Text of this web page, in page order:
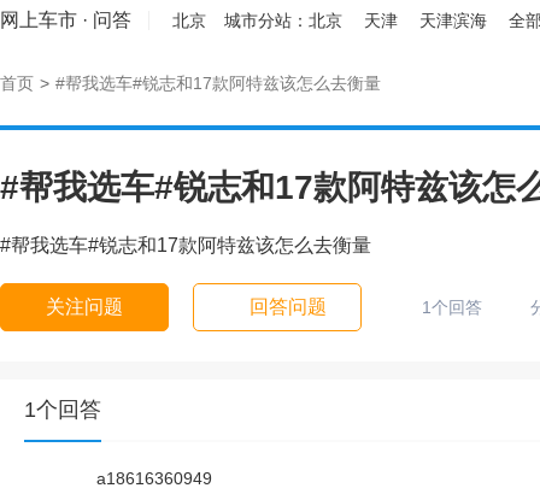
网上车市 · 问答 北京 城市分站： 北京 天津 天津滨海 全
首页 > #帮我选车#锐志和17款阿特兹该怎么去衡量
#帮我选车#锐志和17款阿特兹该怎
#帮我选车#锐志和17款阿特兹该怎么去衡量
关注问题 回答问题 1个回答
1个回答
a18616360949